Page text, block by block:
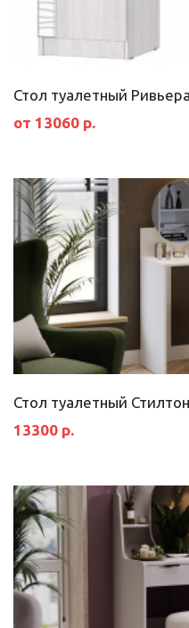
Стол туалетный
от 13060 р.
Стол туалетный
13300 р.